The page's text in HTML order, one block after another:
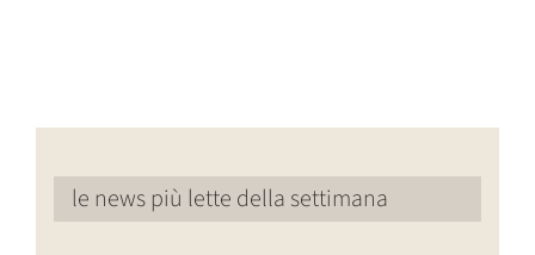
le news più lette della settimana